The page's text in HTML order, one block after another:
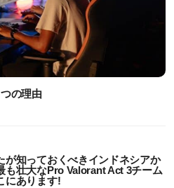
の理由
が知っておくべきインドネシアか
も壮大なPro Valorant Act 3チーム
にあります!